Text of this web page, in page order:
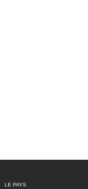
LE PAYS